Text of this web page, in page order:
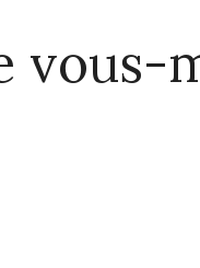
vous-